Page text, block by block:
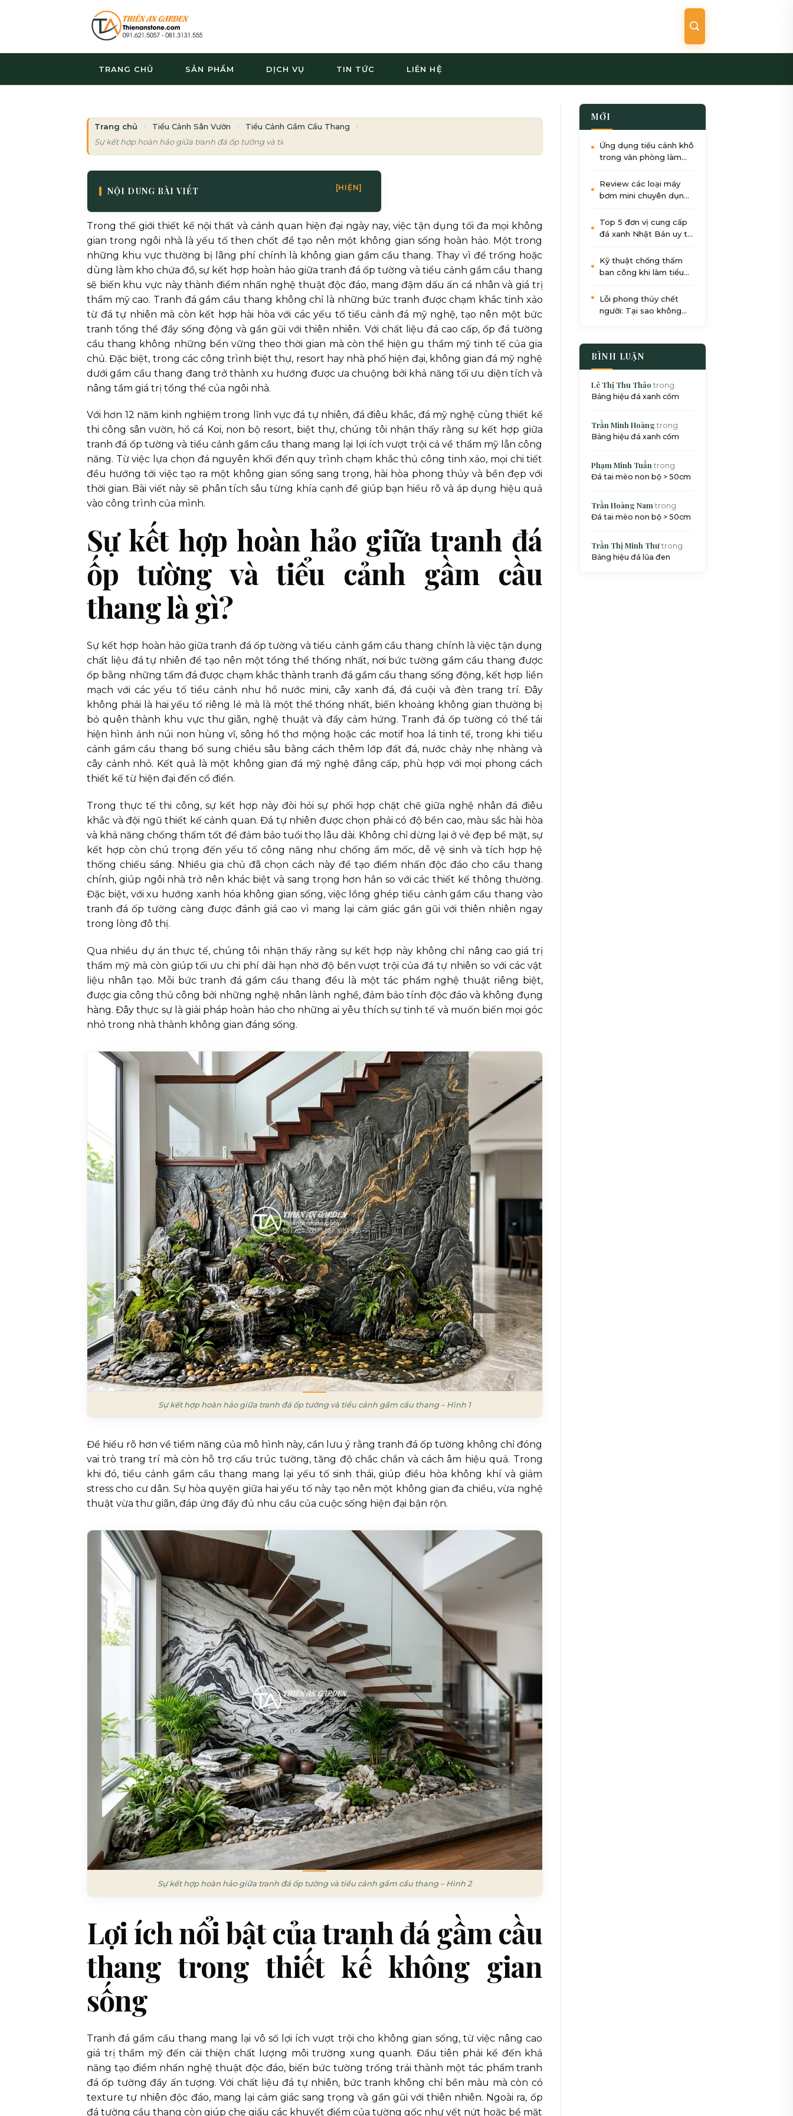
dung
TRANG CHỦ SẢN PHẨM DỊCH VỤ TIN TỨC LIÊN HỆ
Trang chủ Tiểu Cảnh Sân Vườn
Tiểu Cảnh Gầm Cầu Thang
Sự kết hợp hoàn hảo giữa tranh đá ốp tường và tiểu cảnh gầm cầu thang
NỘI DUNG BÀI VIẾT [HIỆN]
Trong thế giới thiết kế nội thất và cảnh quan hiện đại ngày nay, việc tận dụng tối đa mọi không
gian trong ngôi nhà là yếu tố then chốt để tạo nên một không gian sống hoàn hảo. Một trong
những khu vực thường bị lãng phí chính là không gian gầm cầu thang. Thay vì để trống hoặc
dùng làm kho chứa đồ, sự kết hợp hoàn hảo giữa tranh đá ốp tường và tiểu cảnh gầm cầu thang
sẽ biến khu vực này thành điểm nhấn nghệ thuật độc đáo, mang đậm dấu ấn cá nhân và giá trị
thẩm mỹ cao. Tranh đá gầm cầu thang không chỉ là những bức tranh được chạm khắc tinh xảo
từ đá tự nhiên mà còn kết hợp hài hòa với các yếu tố tiểu cảnh đá mỹ nghệ, tạo nên một bức
tranh tổng thể đầy sống động và gần gũi với thiên nhiên. Với chất liệu đá cao cấp, ốp đá tường
cầu thang không những bền vững theo thời gian mà còn thể hiện gu thẩm mỹ tinh tế của gia
chủ. Đặc biệt, trong các công trình biệt thự, resort hay nhà phố hiện đại, không gian đá mỹ nghệ
dưới gầm cầu thang đang trở thành xu hướng được ưa chuộng bởi khả năng tối ưu diện tích và
nâng tầm giá trị tổng thể của ngôi nhà.
Với hơn 12 năm kinh nghiệm trong lĩnh vực đá tự nhiên, đá điêu khắc, đá mỹ nghệ cùng thiết kế
thi công sân vườn, hồ cá Koi, non bộ resort, biệt thự, chúng tôi nhận thấy rằng sự kết hợp giữa
tranh đá ốp tường và tiểu cảnh gầm cầu thang mang lại lợi ích vượt trội cả về thẩm mỹ lẫn công
năng. Từ việc lựa chọn đá nguyên khối đến quy trình chạm khắc thủ công tinh xảo, mọi chi tiết
đều hướng tới việc tạo ra một không gian sống sang trọng, hài hòa phong thủy và bền đẹp với
thời gian. Bài viết này sẽ phân tích sâu từng khía cạnh để giúp bạn hiểu rõ và áp dụng hiệu quả
vào công trình của mình.
Sự kết hợp hoàn hảo giữa tranh đá
ốp tường và tiểu cảnh gầm cầu
thang là gì?
Sự kết hợp hoàn hảo giữa tranh đá ốp tường và tiểu cảnh gầm cầu thang chính là việc tận dụng
chất liệu đá tự nhiên để tạo nên một tổng thể thống nhất, nơi bức tường gầm cầu thang được
ốp bằng những tấm đá được chạm khắc thành tranh đá gầm cầu thang sống động, kết hợp liền
mạch với các yếu tố tiểu cảnh như hồ nước mini, cây xanh đá, đá cuội và đèn trang trí. Đây
không phải là hai yếu tố riêng lẻ mà là một thể thống nhất, biến khoảng không gian thường bị
bỏ quên thành khu vực thư giãn, nghệ thuật và đầy cảm hứng. Tranh đá ốp tường có thể tái
hiện hình ảnh núi non hùng vĩ, sông hồ thơ mộng hoặc các motif hoa lá tinh tế, trong khi tiểu
cảnh gầm cầu thang bổ sung chiều sâu bằng cách thêm lớp đất đá, nước chảy nhẹ nhàng và
cây cảnh nhỏ. Kết quả là một không gian đá mỹ nghệ đẳng cấp, phù hợp với mọi phong cách
thiết kế từ hiện đại đến cổ điển.
Trong thực tế thi công, sự kết hợp này đòi hỏi sự phối hợp chặt chẽ giữa nghệ nhân đá điêu
khắc và đội ngũ thiết kế cảnh quan. Đá tự nhiên được chọn phải có độ bền cao, màu sắc hài hòa
và khả năng chống thấm tốt để đảm bảo tuổi thọ lâu dài. Không chỉ dừng lại ở vẻ đẹp bề mặt, sự
kết hợp còn chú trọng đến yếu tố công năng như chống ẩm mốc, dễ vệ sinh và tích hợp hệ
thống chiếu sáng. Nhiều gia chủ đã chọn cách này để tạo điểm nhấn độc đáo cho cầu thang
chính, giúp ngôi nhà trở nên khác biệt và sang trọng hơn hẳn so với các thiết kế thông thường.
Đặc biệt, với xu hướng xanh hóa không gian sống, việc lồng ghép tiểu cảnh gầm cầu thang vào
tranh đá ốp tường càng được đánh giá cao vì mang lại cảm giác gần gũi với thiên nhiên ngay
trong lòng đô thị.
Qua nhiều dự án thực tế, chúng tôi nhận thấy rằng sự kết hợp này không chỉ nâng cao giá trị
thẩm mỹ mà còn giúp tối ưu chi phí dài hạn nhờ độ bền vượt trội của đá tự nhiên so với các vật
liệu nhân tạo. Mỗi bức tranh đá gầm cầu thang đều là một tác phẩm nghệ thuật riêng biệt,
được gia công thủ công bởi những nghệ nhân lành nghề, đảm bảo tính độc đáo và không đụng
hàng. Đây thực sự là giải pháp hoàn hảo cho những ai yêu thích sự tinh tế và muốn biến mọi góc
nhỏ trong nhà thành không gian đáng sống.
Sự kết hợp hoàn hảo giữa tranh đá ốp tường và tiểu cảnh gầm cầu thang – Hình 1
Để hiểu rõ hơn về tiềm năng của mô hình này, cần lưu ý rằng tranh đá ốp tường không chỉ đóng
vai trò trang trí mà còn hỗ trợ cấu trúc tường, tăng độ chắc chắn và cách âm hiệu quả. Trong
khi đó, tiểu cảnh gầm cầu thang mang lại yếu tố sinh thái, giúp điều hòa không khí và giảm
stress cho cư dân. Sự hòa quyện giữa hai yếu tố này tạo nên một không gian đa chiều, vừa nghệ
thuật vừa thư giãn, đáp ứng đầy đủ nhu cầu của cuộc sống hiện đại bận rộn.
Sự kết hợp hoàn hảo giữa tranh đá ốp tường và tiểu cảnh gầm cầu thang – Hình 2
Lợi ích nổi bật của tranh đá gầm cầu
thang trong thiết kế không gian
sống
Tranh đá gầm cầu thang mang lại vô số lợi ích vượt trội cho không gian sống, từ việc nâng cao
giá trị thẩm mỹ đến cải thiện chất lượng môi trường xung quanh. Đầu tiên phải kể đến khả
năng tạo điểm nhấn nghệ thuật độc đáo, biến bức tường trống trải thành một tác phẩm tranh
đá ốp tường đầy ấn tượng. Với chất liệu đá tự nhiên, bức tranh không chỉ bền màu mà còn có
texture tự nhiên độc đáo, mang lại cảm giác sang trọng và gần gũi với thiên nhiên. Ngoài ra, ốp
đá tường cầu thang còn giúp che giấu các khuyết điểm của tường gốc như vết nứt hoặc bề mặt
MỚI
Ứng dụng tiểu cảnh khô
trong văn phòng làm
năng suất
Review các loại máy
bơm mini chuyên dụng
sân
Top 5 đơn vị cung cấp
đá xanh Nhật Bản uy tín
Kỹ thuật chống thấm
ban công khi làm tiểu
chuẩn SEO
Lỗi phong thủy chết
người: Tại sao không
BÌNH LUẬN
Lê Thị Thu Thảo trong
Bảng hiệu đá xanh cốm
Trần Minh Hoàng trong
Bảng hiệu đá xanh cốm
Phạm Minh Tuấn trong
Đá tai mèo non bộ > 50cm
Trần Hoàng Nam trong
Đá tai mèo non bộ > 50cm
Trần Thị Minh Thưtrong
Bảng hiệu đá lũa đen